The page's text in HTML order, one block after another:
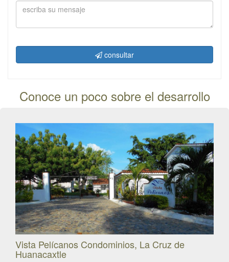
consultar
Conoce un poco sobre el desarrollo
Vista Pelícanos Condominios, La Cruz de
Huanacaxtle